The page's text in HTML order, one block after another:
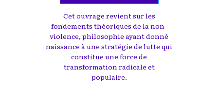
Cet ouvrage revient sur les
fondements théoriques de la non-
violence, philosophie ayant donné
naissance à une stratégie de lutte qui
constitue une force de
transformation radicale et
populaire.